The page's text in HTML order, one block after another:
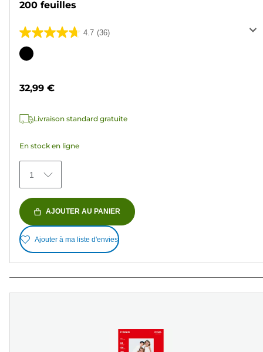
200 feuilles
4.7 (36)
4.7
sur
36
Cartouche
32,99 €
Livraison standard gratuite
En stock en ligne
1
AJOUTER AU PANIER
Ajouter à ma liste d'envies